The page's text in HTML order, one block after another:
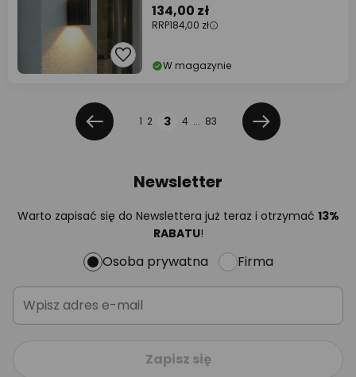
134,00 zł
RRP184,00 zł
W magazynie
Poprzednia
Strona
1 2 3 4 ... 83
Dalej
Newsletter
Warto zapisać się do Newslettera już teraz i otrzymać 13%
RABATU!
Osoba prywatna Firma
Zapisz się